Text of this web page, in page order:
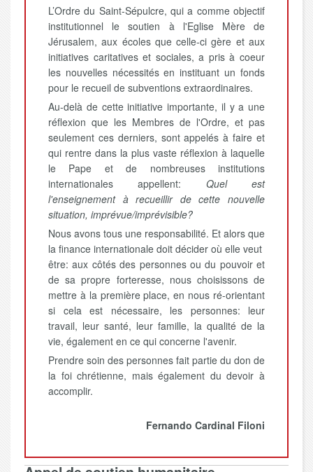
L’Ordre du Saint-Sépulcre, qui a comme objectif
institutionnel le soutien à l'Eglise Mère de
Jérusalem, aux écoles que celle-ci gère et aux
initiatives caritatives et sociales, a pris à coeur
les nouvelles nécessités en instituant un fonds
pour le recueil de subventions extraordinaires.
Au-delà de cette initiative importante, il y a une
réflexion que les Membres de l'Ordre, et pas
seulement ces derniers, sont appelés à faire et
qui rentre dans la plus vaste réflexion à laquelle
le Pape et de nombreuses institutions
internationales appellent: Quel est
l'enseignement à recueillir de cette nouvelle
situation, imprévue/imprévisible?
Nous avons tous une responsabilité. Et alors que
la finance internationale doit décider où elle veut
être: aux côtés des personnes ou du pouvoir et
de sa propre forteresse, nous choisissons de
mettre à la première place, en nous ré-orientant
si cela est nécessaire, les personnes: leur
travail, leur santé, leur famille, la qualité de la
vie, également en ce qui concerne l'avenir.
Prendre soin des personnes fait partie du don de
la foi chrétienne, mais également du devoir à
accomplir.
Fernando Cardinal Filoni